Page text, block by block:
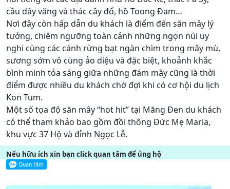
cầu dây văng và thác cây đổ, hồ Toong Đam…
Nơi đây còn hấp dẫn du khách là điểm đến săn mây lý
tưởng, chiêm ngưỡng toàn cảnh những ngọn núi uy
nghi cùng các cánh rừng bạt ngàn chìm trong mây mù,
sương sớm vô cùng ảo diệu và đặc biệt, khoảnh khắc
bình minh tỏa sáng giữa những đám mây cũng là thời
điểm được nhiều du khách chờ đợi khi có cơ hội du lịch
Kon Tum.
Một số tọa độ săn mây “hot hit” tại Măng Đen du khách
có thể tham khảo bao gồm đồi thông Đức Mẹ Maria,
khu vực 37 Hộ và đỉnh Ngọc Lễ.
Nếu hữu ích xin bạn click quan tâm để ủng hộ